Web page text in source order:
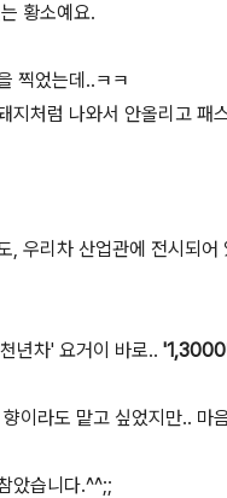
황소예요.
찍었는데..ㅋㅋ
지처럼 나와서 안올리고 패
, 우리차 산업관에 전시되어
년차' 요거이 바로.. '1,3000
이라도 맡고 싶었지만.. 마
았습니다.^^;;